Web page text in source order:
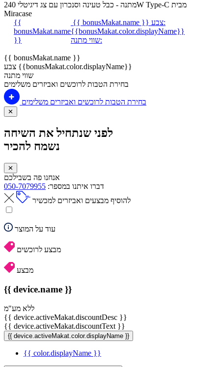
מתנה - כבל טעינה וסנכרון עם צג דיגיטלי 240W Type-C מבית
Miracase
{{
bonusMakat.name
}}
{{ bonusMakat.name }}
צבע:
{{bonusMakat.color.displayName}}
שווי מתנה:
{{ bonusMakat.name }}
צבע {{bonusMakat.color.displayName}}
שווי מתנה
בחירת הטבות לרוכשים ואביזרים משלימים
בחירת הטבות לרוכשים ואביזרים משלימים
✕
לפני שנתחיל את השיחה
נשמח להכיר
✕
אנחנו פה בשבילכם
דברו איתנו במספר: 050-7079955
להוסיף מבצעים ואביזרים למכשיר
עוד על המוצר
מבצע לרוכשים
מבצע
{{ device.name }}
ללא מע"מ
{{ device.activeMakat.discountDesc }}
{{ device.activeMakat.discountText }}
{{ device.activeMakat.color.displayName }}
{{ color.displayName }}